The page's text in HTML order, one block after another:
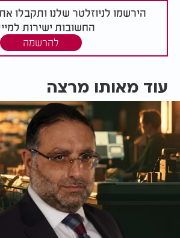
הירשמו לניוזלטר שלנו ותקבלו
החשובות ישירות
להרשמה
עוד מאותו מרצה